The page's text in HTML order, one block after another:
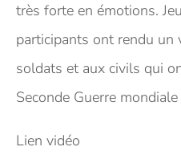
très forte en émotions.
participants ont rendu un
soldats et aux civils qui
Seconde Guerre
Lien vidéo